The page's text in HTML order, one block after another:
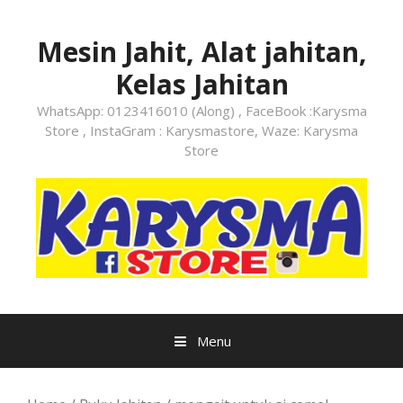
contentMesin Jahit, Alat jahitan,
Kelas Jahitan
WhatsApp: 0123416010 (Along) , FaceBook :Karysma
Store , InstaGram : Karysmastore, Waze: Karysma
Store
Menu